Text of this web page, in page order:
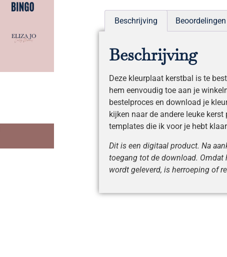
Beschrijving
Beschrijving
Deze kleurplaat kerstbal is te
hem eenvoudig toe aan je
bestelproces en download je
kijken naar de andere leuke kerst
templates die ik voor je hebt
Dit is een digitaal product. Na
toegang tot de download. Omdat
wordt geleverd, is herroeping of